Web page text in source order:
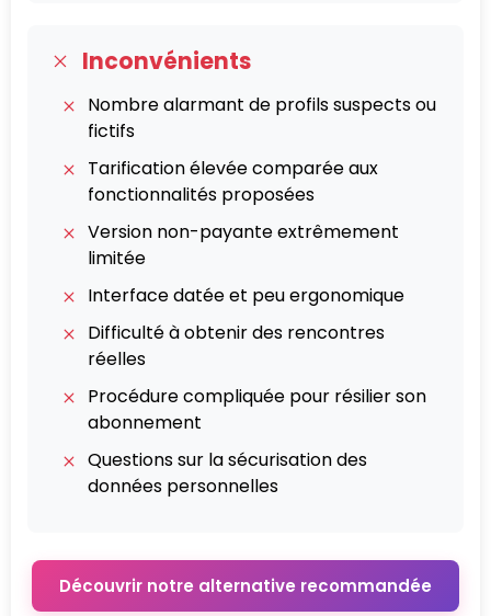
Inconvénients
Nombre alarmant de profils suspects ou
fictifs
Tarification élevée comparée aux
fonctionnalités proposées
Version non-payante extrêmement
limitée
Interface datée et peu ergonomique
Difficulté à obtenir des rencontres
réelles
Procédure compliquée pour résilier son
abonnement
Questions sur la sécurisation des
données personnelles
Découvrir notre alternative recommandée